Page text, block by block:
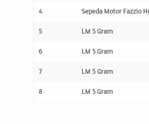
4 Sepeda Motor Fazzio
5 LM 5 Gram
6 LM 5 Gram
7 LM 5 Gram
8 LM 5 Gram